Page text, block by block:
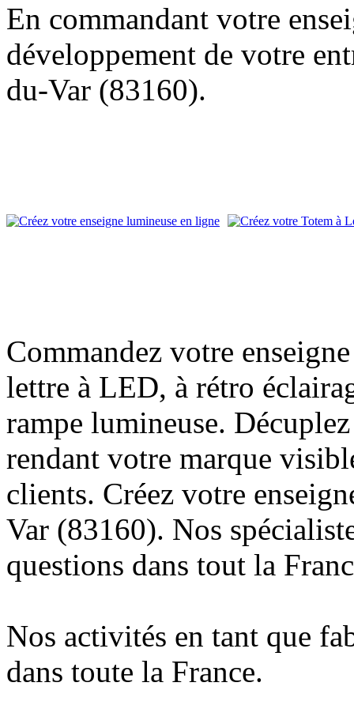
En commandant votre
développement de votre
du-Var (83160).
Commandez votre
lettre à LED, à rétro
rampe lumineuse.
rendant votre marque
clients. Créez votre
Var (83160). Nos
questions dans tout la
Nos activités en tant que
dans toute la France.